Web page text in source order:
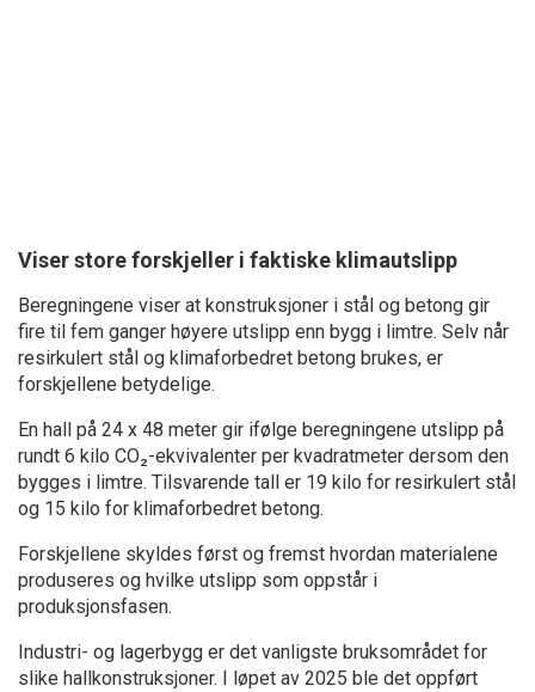
Viser store forskjeller i faktiske klimautslipp
Beregningene viser at konstruksjoner i stål og betong gir
fire til fem ganger høyere utslipp enn bygg i limtre. Selv når
resirkulert stål og klimaforbedret betong brukes, er
forskjellene betydelige.
En hall på 24 x 48 meter gir ifølge beregningene utslipp på
rundt 6 kilo CO₂-ekvivalenter per kvadratmeter dersom den
bygges i limtre. Tilsvarende tall er 19 kilo for resirkulert stål
og 15 kilo for klimaforbedret betong.
Forskjellene skyldes først og fremst hvordan materialene
produseres og hvilke utslipp som oppstår i
produksjonsfasen.
Industri- og lagerbygg er det vanligste bruksområdet for
slike hallkonstruksjoner. I løpet av 2025 ble det oppført